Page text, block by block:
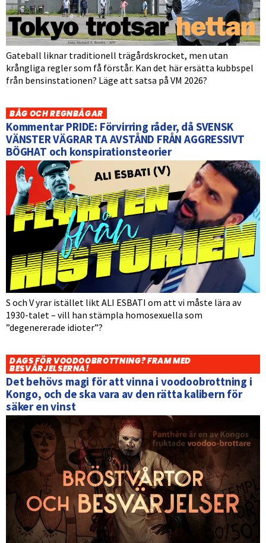
Gateball liknar traditionell trägårdskrocket, men utan
krångliga regler som få förstår. Kan det här ersätta kubbspel
från bensinstationen? Läge att satsa på VM 2026?
BÅG OCH REGNBÅGAR
Kommentar PRIDE: Förvirring råder, då SVENSK
VÄNSTER VÄGRAR TA AVSTÅND FRÅN AGGRESSIVT
BÖGHAT och konspirationsteorier
S och V yrar istället likt ALI ESBATI om att vi måste lära av
1930-talet – vill han stämpla homosexuella som
”degenererade idioter”?
DAGS FÖR VOODOOBROTTNING? FRAM MED
BESVÄRJELSERNA!
Det behövs magi för att vinna i voodoobrottning i
Kongo, och de ska vara av den rätta kalibern för
säker en vinst